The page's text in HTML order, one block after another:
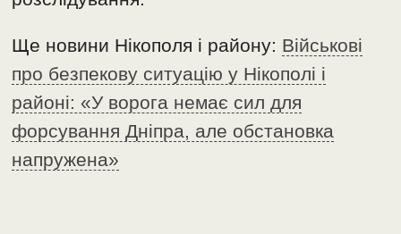
Ще новини Нікополя і району: Військові
про безпекову ситуацію у Нікополі і
районі: «У ворога немає сил для
форсування Дніпра, але обстановка
напружена»